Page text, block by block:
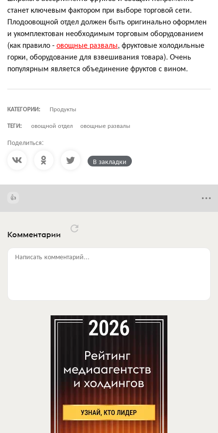
станет ключевым фактором при выборе торговой сети.
Плодоовощной отдел должен быть оригинально оформлен
и укомплектован необходимым торговым оборудованием
(как правило -овощные развалы, фруктовые холодильные
горки, оборудование для взвешивания товара). Очень
популярным является объединение фруктов с вином.
КАТЕГОРИИ:
Продукты
ТЕГИ:
овощной отдел овощные развалы
Поделиться:
В закладки
Комментарии
Написать комментарий...